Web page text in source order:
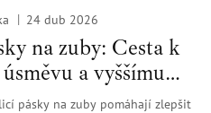
24 dub 2026
na zuby: Cesta k
a vyššímu
pásky na zuby pomáhají zlepšit